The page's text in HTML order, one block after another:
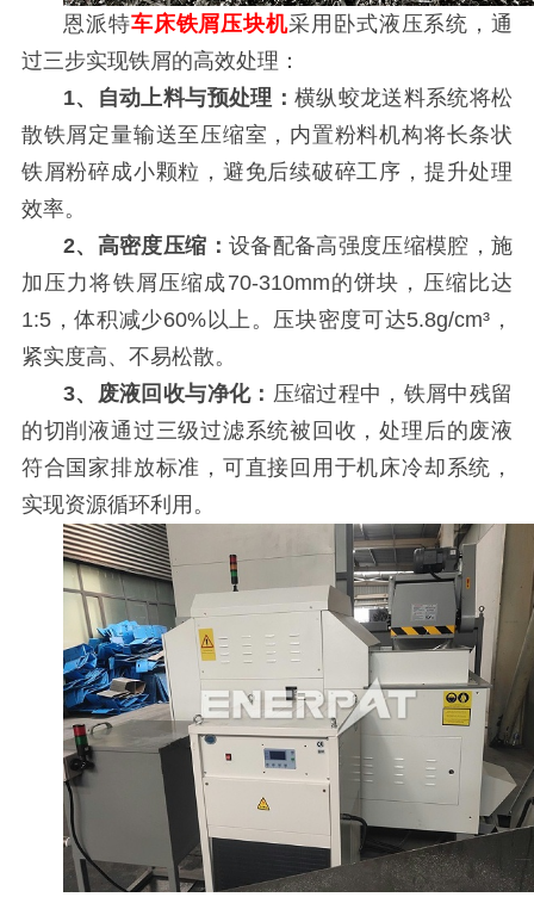
恩派特车床铁屑压块机采用卧式液压系统，通
过三步实现铁屑的高效处理：
1、自动上料与预处理： 横纵蛟龙送料系统将松
散铁屑定量输送至压缩室，内置粉料机构将长条状
铁屑粉碎成小颗粒，避免后续破碎工序，提升处理
效率。
2、高密度压缩： 设备配备高强度压缩模腔，施
加压力将铁屑压缩成70-310mm的饼块，压缩比达
1:5，体积减少60%以上。压块密度可达5.8g/cm³，
紧实度高、不易松散。
3、废液回收与净化： 压缩过程中，铁屑中残留
的切削液通过三级过滤系统被回收，处理后的废液
符合国家排放标准，可直接回用于机床冷却系统，
实现资源循环利用。